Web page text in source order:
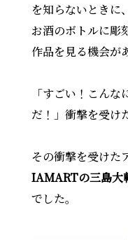
を知らないときに、
お酒のボトルに彫
作品を見る機会が
「すごい！こん
だ！」衝撃を受け
その衝撃を受けた
IAMARTの三島大
でした。